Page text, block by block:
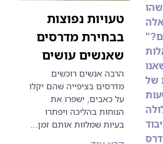
טעויות נפוצות
בבחירת מדרסים
שאנשים עושים
הרבה אנשים רוכשים
מדרסים בציפייה שהם יקלו
על כאבים, ישפרו את
הנוחות בהליכה ויפתרו
בעיות שמלוות אותם זמן...